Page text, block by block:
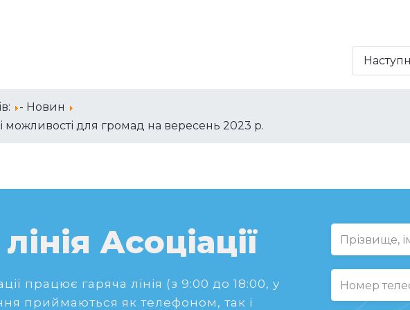
- Новин
можливості для громад на вересень 2023 р.
Асоціації
працює гаряча лінія (з 9:00 до 18:00, у
приймаються як телефоном, так і